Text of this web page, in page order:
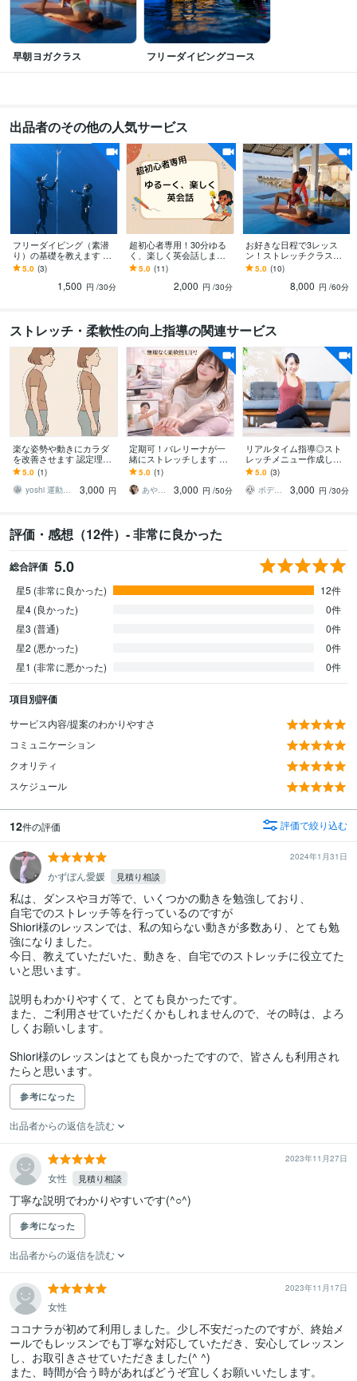
早朝ヨガクラス フリーダイビングコース
出品者のその他の人気サービス
フリーダイビング（素潜
り）の基礎を教えます フ
リーダイビングインスト
ラクターから、楽しく学
5.0 (3)
1,500 円 /30分
超初心者専用！30分ゆる
く、楽しく英会話します
英語落ちこぼれだった私
⇒現在海外生活中！経験
をシェアします！
5.0 (11)
2,000 円 /30分
お好きな日程で3レッス
ン！ストレッチクラスを
します 〇45分〇呼吸重視
のストレッチ体験クラ
5.0 (10)
8,000 円 /60分
ストレッチ・柔軟性の向上指導の関連サービス
楽な姿勢や動きにカラダ
を改善させます 認定理学
療法士が指導する、正常
なカラダの使い方と姿勢
改善
5.0 (1)
yoshi 運動器認定理学療法士
3,000 円
定期可！バレリーナが一
緒にストレッチします 体
が硬い方・運動不足の
方・バレエ初心者の方向
け柔軟レッスン
5.0 (1)
あやの部屋♥
3,000 円 /50分
リアルタイム指導◎スト
レッチメニュー作成しま
す ビデオ通話でストレッ
チ指導＆フォームチェッ
ク
5.0 (3)
ボディトレーナーSHIORI
3,000 円 /30分
評価・感想（12件）- 非常に良かった
総合評価 5.0
星5 (非常に良かった)
12件
星4 (良かった)
0件
星3 (普通)
0件
星2 (悪かった)
0件
星1 (非常に悪かった)
0件
項目別評価
サービス内容/提案のわかりやすさ
コミュニケーション
クオリティ
スケジュール
12件の評価 評価で絞り込む
2024年1月31日
かずぼん愛媛 見積り相談
私は、ダンスやヨガ等で、いくつかの動きを勉強しており、
自宅でのストレッチ等を行っているのですが
Shiori様のレッスンでは、私の知らない動きが多数あり、とても勉
強になりました。
今日、教えていただいた、動きを、自宅でのストレッチに役立てた
いと思います。
説明もわかりやすくて、とても良かったです。
また、ご利用させていただくかもしれませんので、その時は、よろ
しくお願いします。
Shiori様のレッスンはとても良かったですので、皆さんも利用され
たらと思います。
参考になった
出品者からの返信を読む
2023年11月27日
女性 見積り相談
丁寧な説明でわかりやすいです(^○^)
参考になった
出品者からの返信を読む
2023年11月17日
女性
ココナラが初めて利用しました。少し不安だったのですが、終始メ
ールでもレッスンでも丁寧な対応していただき、安心してレッスン
し、お取引きさせていただきました(^ ^)
また、時間が合う時があればどうぞ宜しくお願いいたします。